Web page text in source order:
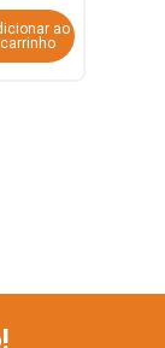
ao
carrinho